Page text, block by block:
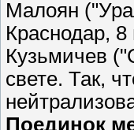
Малоян
Краснодар,
Кузьмичев
свете. Так,
Поединок